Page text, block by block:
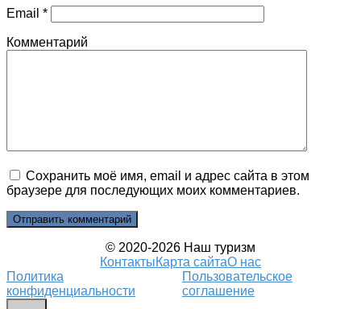
Email *
Комментарий
Сохранить моё имя, email и адрес сайта в этом
браузере для последующих моих комментариев.
© 2020-2026 Наш туризм
КонтактыКарта сайтаО нас
Политика
конфиденциальности
Пользовательское
соглашение